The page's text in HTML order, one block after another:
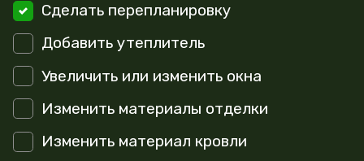
Сделать перепланировку
Добавить утеплитель
Увеличить или изменить окна
Изменить материалы отделки
Изменить материал кровли